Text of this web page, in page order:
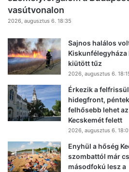
vasútvonalon
2026, augusztus 6. 18:35
Sajnos halálos
kiütött tűz
2026, augusztus 6.
Érkezik a
hidegfront,
felhősebb lehet az
Kecskemét felett
2026, augusztus 6.
Enyhül a hőség
szombattól már
másodfokú lesz a